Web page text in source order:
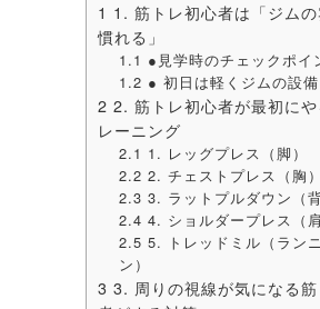
1 1. 筋トレ初心者は「ジム
慣れる」
1.1 ●見学時のチェックポイ
1.2 ● 初日は軽くジムの設
2 2. 筋トレ初心者が最初にや
レーニング
2.1 1. レッグプレス（脚）
2.2 2. チェストプレス（胸）
2.3 3. ラットプルダウン（背
2.4 4. ショルダープレス（肩
2.5 5. トレッドミル（ラン
ン）
3 3. 周りの視線が気になる